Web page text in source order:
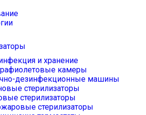
и хранение
камеры
дезинфекционные машины
стерилизаторы
стерилизаторы
стерилизаторы